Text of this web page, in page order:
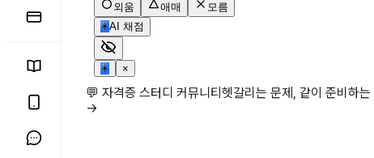
외움
애매
모름
✳AI 채점
✳ ×
💬 자격증 스터디 커뮤니티헷갈리는 문제, 같이 준비하
→